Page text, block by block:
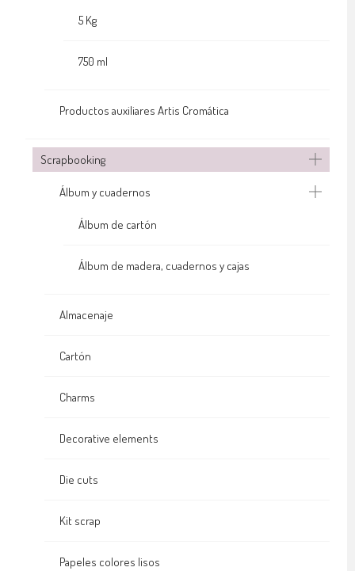
5 Kg
750 ml
Productos auxiliares Artis Cromática
Scrapbooking
Álbum y cuadernos
Álbum de cartón
Álbum de madera, cuadernos y cajas
Almacenaje
Cartón
Charms
Decorative elements
Die cuts
Kit scrap
Papeles colores lisos